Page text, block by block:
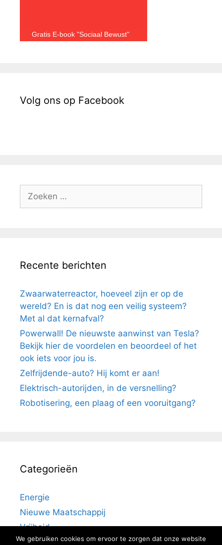
Gratis E-book "Sociaal Bewust"
Volg ons op Facebook
Zoek
Recente berichten
Zwaarwaterreactor, hoeveel zijn er op de
wereld? En is dat nog een veilig systeem?
Met al dat kernafval?
Powerwall! De nieuwste aanwinst van Tesla?
Bekijk hier de voordelen en beoordeel of het
ook iets voor jou is.
Zelfrijdende-auto? Hij komt er aan!
Elektrisch-autorijden, in de versnelling?
Robotisering, een plaag of een vooruitgang?
Categorieën
Energie
Nieuwe Maatschappij
Vrijheid
We gebruiken cookies om ervoor te zorgen dat onze website